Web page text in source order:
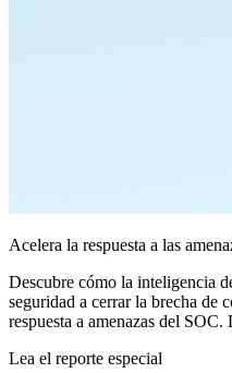
Acelera la respuesta a las
Descubre cómo la inteligencia
seguridad a cerrar la brecha de
respuesta a amenazas del
Lea el reporte especial